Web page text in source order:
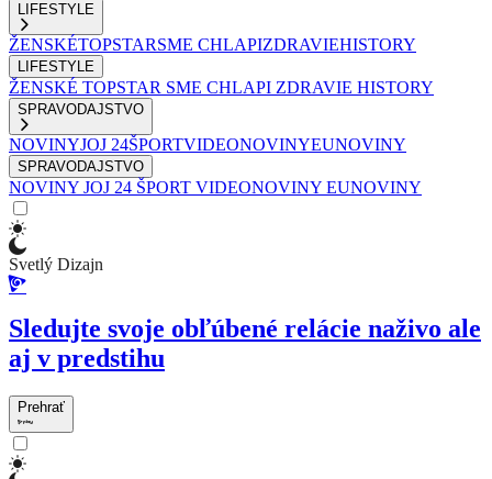
LIFESTYLE
ŽENSKÉTOPSTARSME CHLAPIZDRAVIEHISTORY
LIFESTYLE
ŽENSKÉ TOPSTAR SME CHLAPI ZDRAVIE HISTORY
SPRAVODAJSTVO
NOVINYJOJ 24ŠPORTVIDEONOVINYEUNOVINY
SPRAVODAJSTVO
NOVINY JOJ 24 ŠPORT VIDEONOVINY EUNOVINY
Svetlý Dizajn
Sledujte svoje obľúbené relácie naživo ale
aj v predstihu
Prehrať